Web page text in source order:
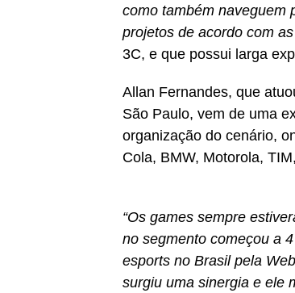
como também naveguem
projetos de acordo com
3C, e que possui larga
Allan Fernandes, que
São Paulo, vem de uma
organização do cenário,
Cola, BMW, Motorola,
“Os games sempre
no segmento começou a
esports no Brasil pela
surgiu uma sinergia e ele